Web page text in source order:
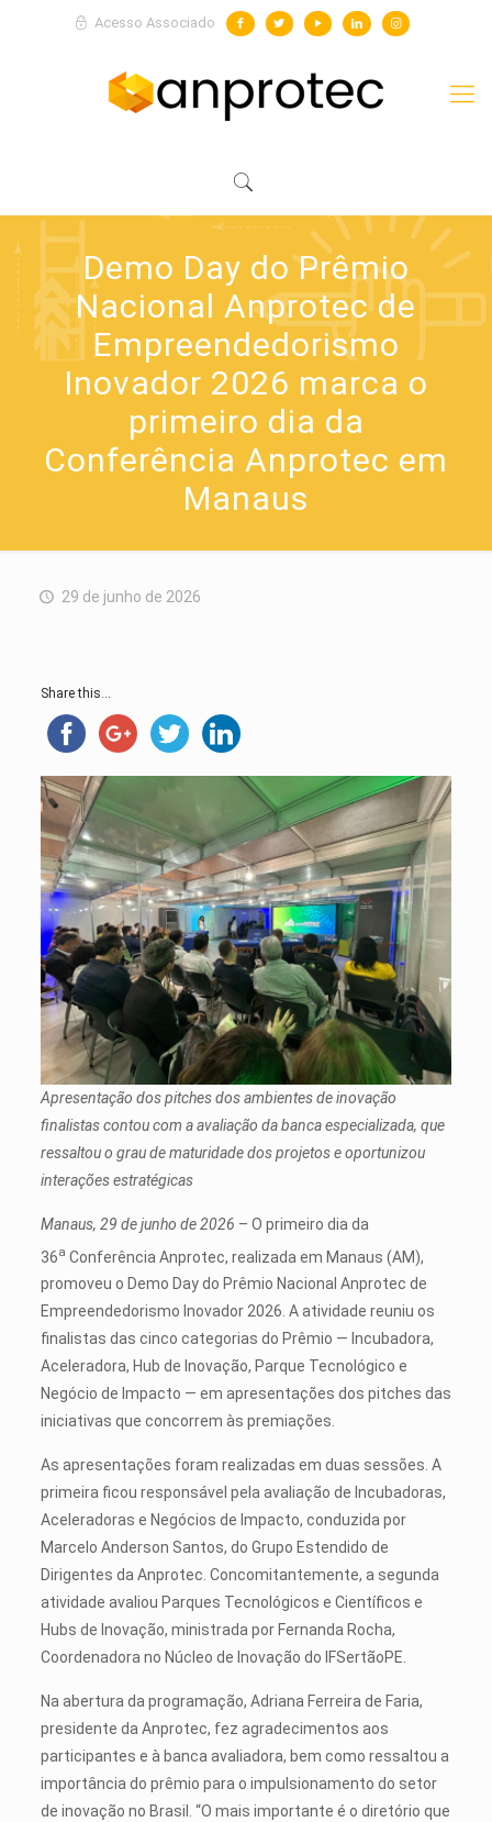
Acesso Associado
Demo Day do Prêmio
Nacional Anprotec de
Empreendedorismo
Inovador 2026 marca o
primeiro dia da
Conferência Anprotec em
Manaus
29 de junho de 2026
Share this...
Apresentação dos pitches dos ambientes de inovação
finalistas contou com a avaliação da banca especializada, que
ressaltou o grau de maturidade dos projetos e oportunizou
interações estratégicas
Manaus, 29 de junho de 2026 – O primeiro dia da
36a Conferência Anprotec, realizada em Manaus (AM),
promoveu o Demo Day do Prêmio Nacional Anprotec de
Empreendedorismo Inovador 2026. A atividade reuniu os
finalistas das cinco categorias do Prêmio — Incubadora,
Aceleradora, Hub de Inovação, Parque Tecnológico e
Negócio de Impacto — em apresentações dos pitches das
iniciativas que concorrem às premiações.
As apresentações foram realizadas em duas sessões. A
primeira ficou responsável pela avaliação de Incubadoras,
Aceleradoras e Negócios de Impacto, conduzida por
Marcelo Anderson Santos, do Grupo Estendido de
Dirigentes da Anprotec. Concomitantemente, a segunda
atividade avaliou Parques Tecnológicos e Científicos e
Hubs de Inovação, ministrada por Fernanda Rocha,
Coordenadora no Núcleo de Inovação do IFSertãoPE.
Na abertura da programação, Adriana Ferreira de Faria,
presidente da Anprotec, fez agradecimentos aos
participantes e à banca avaliadora, bem como ressaltou a
importância do prêmio para o impulsionamento do setor
de inovação no Brasil. “O mais importante é o diretório que